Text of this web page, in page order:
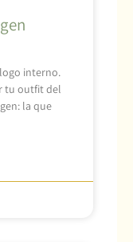
interno.
tu outfit del
la que